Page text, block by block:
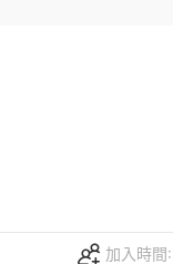
加入時間: